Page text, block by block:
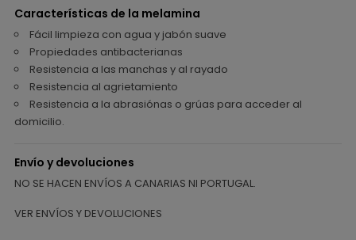
Características de la melamina
Fácil limpieza con agua y jabón suave
Propiedades antibacterianas
Resistencia a las manchas y al rayado
Resistencia al agrietamiento
Resistencia a la abrasiónas o grúas para acceder al
domicilio.
Envío y devoluciones
NO SE HACEN ENVÍOS A CANARIAS NI PORTUGAL.
VER ENVÍOS Y DEVOLUCIONES